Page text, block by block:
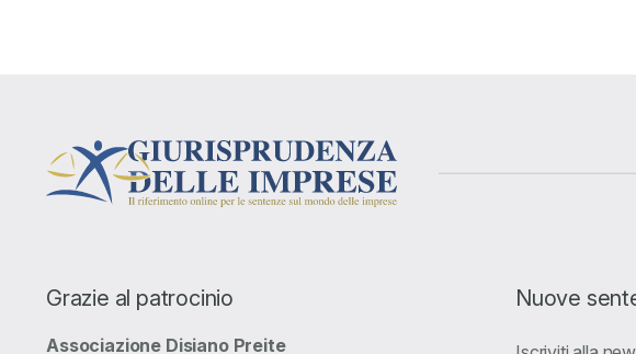
Grazie al patrocinio
Associazione Disiano Preite
Nuove